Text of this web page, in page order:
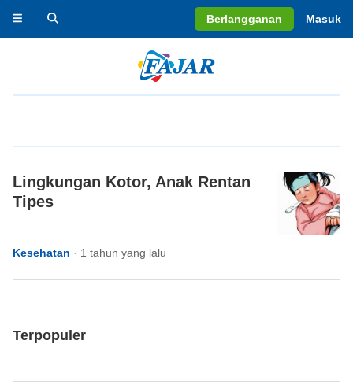
Berlangganan Masuk
Lingkungan Kotor, Anak Rentan
Tipes
Kesehatan · 1 tahun yang lalu
Terpopuler